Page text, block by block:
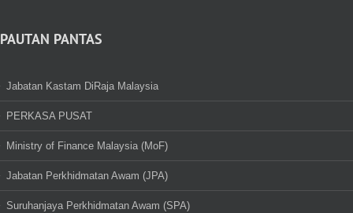
PAUTAN PANTAS
Jabatan Kastam DiRaja Malaysia
PERKASA PUSAT
Ministry of Finance Malaysia (MoF)
Jabatan Perkhidmatan Awam (JPA)
Suruhanjaya Perkhidmatan Awam (SPA)